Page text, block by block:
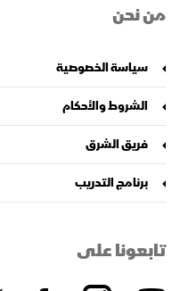
من نحن
سياسة الخصوصية
الشروط والأحكام
فريق الشرق
برنامج التدريب
تابعونا على